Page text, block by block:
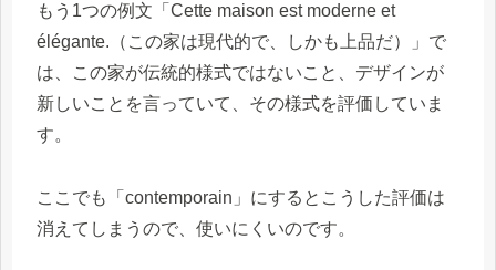
もう1つの例文「Cette maison est moderne et
élégante.（この家は現代的で、しかも上品だ）」で
は、この家が伝統的様式ではないこと、デザインが
新しいことを言っていて、その様式を評価していま
す。
ここでも「contemporain」にするとこうした評価は
消えてしまうので、使いにくいのです。